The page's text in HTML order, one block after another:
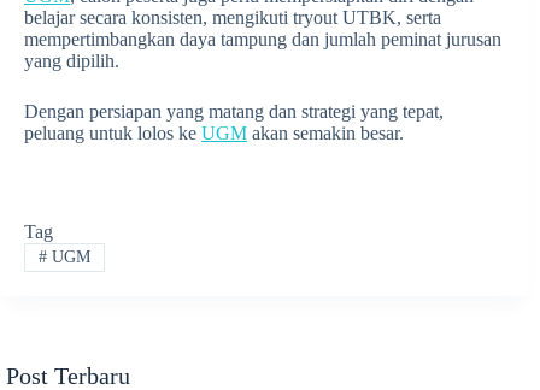
belajar secara konsisten, mengikuti tryout UTBK, serta
mempertimbangkan daya tampung dan jumlah peminat jurusan
yang dipilih.
Dengan persiapan yang matang dan strategi yang tepat,
peluang untuk lolos ke UGM akan semakin besar.
Tag
#UGM
Post Terbaru